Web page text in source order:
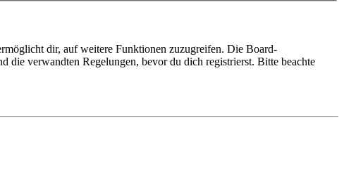
dir, auf weitere Funktionen zuzugreifen. Die Board-
die verwandten Regelungen, bevor du dich registrierst. Bitte beachte